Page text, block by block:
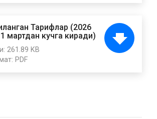
Тарифлар (2026
мартдан кучга киради)
261.89 KB
PDF